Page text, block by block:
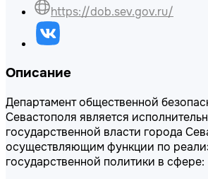
https://dob.sev.gov.ru/
Описание
Департамент общественной
Севастополя является
государственной власти города
осуществляющим функции по
государственной политики в сфере: